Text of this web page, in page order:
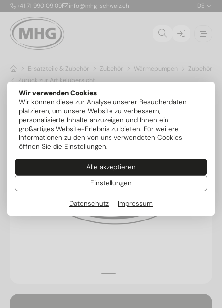
Wir verwenden Cookies
Wir können diese zur Analyse unserer Besucherdaten
platzieren, um unsere Website zu verbessern,
personalisierte Inhalte anzuzeigen und Ihnen ein
großartiges Website-Erlebnis zu bieten. Für weitere
Informationen zu den von uns verwendeten Cookies
öffnen Sie die Einstellungen.
Alle akzeptieren
Einstellungen
Datenschutz Impressum
+41 71 990 09 09 info@mhg-schweiz.ch DE
Ersatzteile & Zubehör Zubehör Wärmepumpen
Zubehör
Zurück zur Artikelübersicht